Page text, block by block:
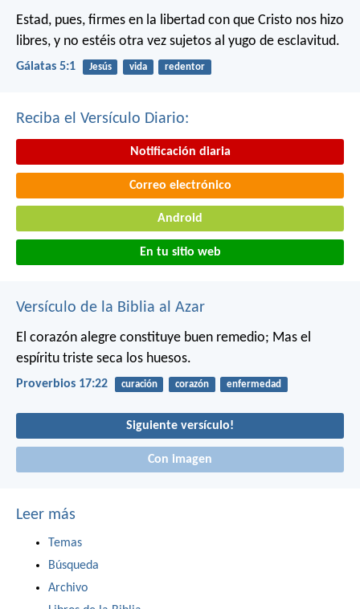
Estad, pues, firmes en la libertad con que Cristo nos hizo
libres, y no estéis otra vez sujetos al yugo de esclavitud.
Gálatas 5:1 Jesús vida redentor
Reciba el Versículo Diario:
Notificación diaria
Correo electrónico
Android
En tu sitio web
Versículo de la Biblia al Azar
El corazón alegre constituye buen remedio; Mas el
espíritu triste seca los huesos.
Proverbios 17:22 curación corazón enfermedad
Siguiente versículo!
Con imagen
Leer más
Temas
Búsqueda
Archivo